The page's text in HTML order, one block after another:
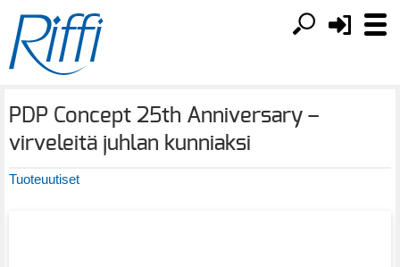
PDP Concept 25th Anniversary –
virveleitä juhlan kunniaksi
Tuoteuutiset